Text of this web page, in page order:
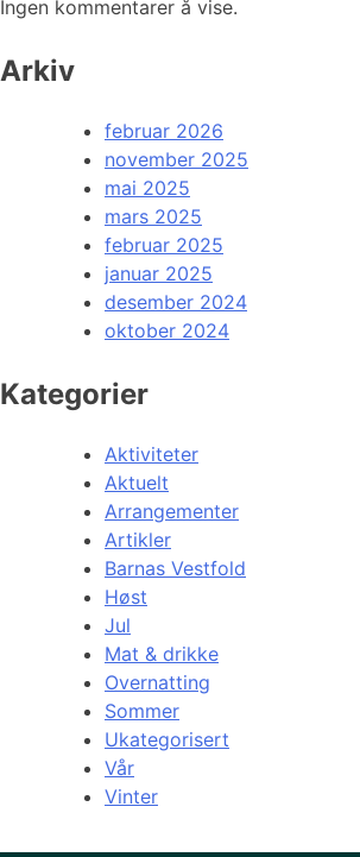
Ingen kommentarer å vise.
Arkiv
februar 2026
november 2025
mai 2025
mars 2025
februar 2025
januar 2025
desember 2024
oktober 2024
Kategorier
Aktiviteter
Aktuelt
Arrangementer
Artikler
Barnas Vestfold
Høst
Jul
Mat & drikke
Overnatting
Sommer
Ukategorisert
Vår
Vinter